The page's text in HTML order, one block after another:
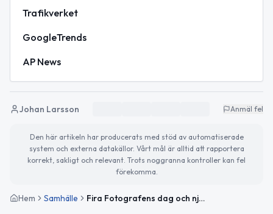
Trafikverket
GoogleTrends
AP News
Johan Larsson Anmäl fel
Den här artikeln har producerats med stöd av automatiserade
system och externa datakällor. Vårt mål är alltid att rapportera
korrekt, sakligt och relevant. Trots noggranna kontroller kan fel
förekomma.
Hem Samhälle Fira Fotografens dag och njut av soligt väder